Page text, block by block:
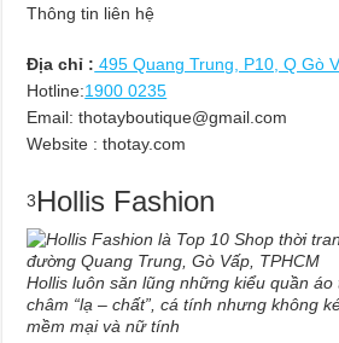
Thông tin liên hệ
Địa chỉ : 495 Quang Trung, P10, Q Gò
Hotline:1900 0235
Email:thotayboutique@gmail.com
Website : thotay.com
3Hollis Fashion
Hollis luôn săn lũng những kiểu quần
châm “lạ – chất”, cá tính nhưng không
mềm mại và nữ tính